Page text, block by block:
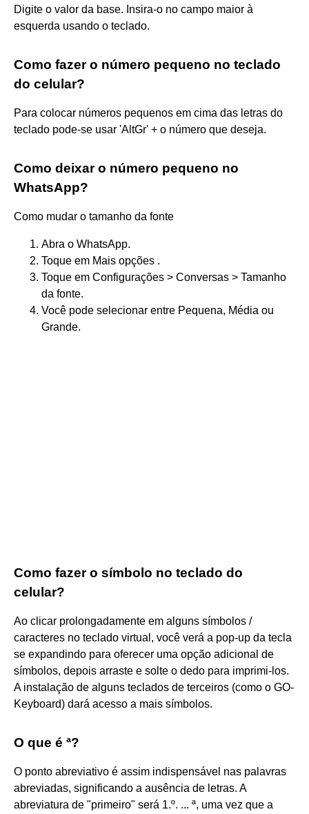
Digite o valor da base. Insira-o no campo maior à
esquerda usando o teclado.
Como fazer o número pequeno no teclado
do celular?
Para colocar números pequenos em cima das letras do
teclado pode-se usar 'AltGr' + o número que deseja.
Como deixar o número pequeno no
WhatsApp?
Como mudar o tamanho da fonte
Abra o WhatsApp.
Toque em Mais opções .
Toque em Configurações > Conversas > Tamanho
da fonte.
Você pode selecionar entre Pequena, Média ou
Grande.
Como fazer o símbolo no teclado do
celular?
Ao clicar prolongadamente em alguns símbolos /
caracteres no teclado virtual, você verá a pop-up da tecla
se expandindo para oferecer uma opção adicional de
símbolos, depois arraste e solte o dedo para imprimi-los.
A instalação de alguns teclados de terceiros (como o GO-
Keyboard) dará acesso a mais símbolos.
O que é ª?
O ponto abreviativo é assim indispensável nas palavras
abreviadas, significando a ausência de letras. A
abreviatura de "primeiro" será 1.º. ... ª, uma vez que a